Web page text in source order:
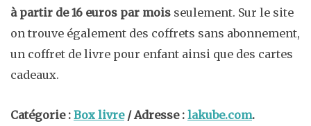
à partir de 16 euros par mois seulement. Sur le site
on trouve également des coffrets sans abonnement,
un coffret de livre pour enfant ainsi que des cartes
cadeaux.
Catégorie : Box livre/ Adresse : lakube.com.